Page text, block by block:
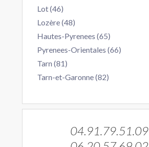
Lot (46)
Lozère (48)
Hautes-Pyrenees (65)
Pyrenees-Orientales (66)
Tarn (81)
Tarn-et-Garonne (82)
04.91.79.51.09